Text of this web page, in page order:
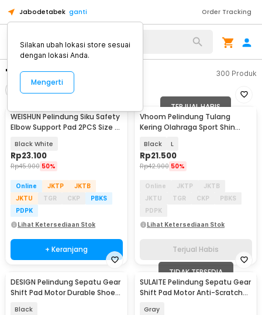
Jabodetabek ganti Order Tracking
"pad pelindung siku" 300 Produk
Urutkan
WEISHUN Pelindung Siku Safety
Elbow Support Pad 2PCS Size M
Black White
Rp23.100
Rp45.900 50%
Online JKTP
JKTB
JKTU
TGR CKP
PBKS
PDPK
Lihat Ketersediaan Stok
+ Keranjang
TERJUAL HABIS
Vhoom Pelindung Tulang
Kering Olahraga Sport Shin
Black L
Rp21.500
Rp42.900 50%
Online JKTP
JKTB
JKTU
TGR CKP
PBKS
PDPK
Lihat Ketersediaan Stok
Terjual Habis
DESIGN Pelindung Sepatu Gear
Shift Pad Motor Durable Shoe
Black
TIDAK TERSEDIA
SULAITE Pelindung Sepatu Gear
Shift Pad Motor Anti-Scratch
Gray
Silakan ubah lokasi store sesuai
dengan lokasi Anda.
Mengerti